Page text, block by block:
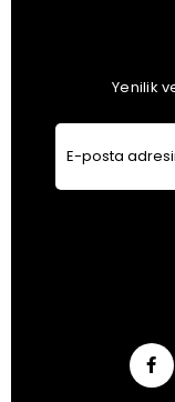
Yenilik